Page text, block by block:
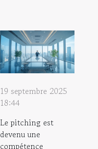
19 septembre 2025
18:44
Le pitching est
devenu une
compétence